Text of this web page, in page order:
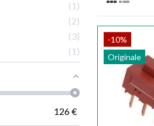
-10%
Originale
1
2
3
1
126€